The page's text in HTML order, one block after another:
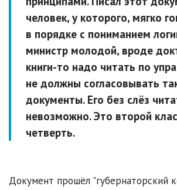
человек, у которого, мягко
в порядке с пониманием
министр молодой, вроде
книги-то надо читать по
не должны согласовывать
документы. Его без слёз
невозможно. Это второй
четверть.
Документ прошёл "губернаторский